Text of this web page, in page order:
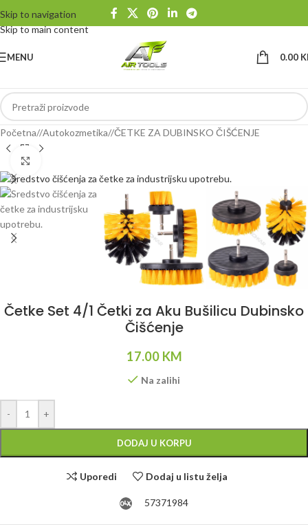
Skip to navigation
Skip to main content
MENU 0.00
Početna/ Autokozmetika/ ČETKE ZA DUBINSKO ČIŠĆENJE
Četke Set 4/1 Četki za Aku Bušilicu Dubinsko
Čišćenje
17.00 KM
Na zalihi
- +
DODAJ U KORPU
Uporedi Dodaj u listu želja
57371984